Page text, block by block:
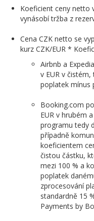
Koeficient ceny netto
vynásobí tržba z
Cena CZK netto se
kurz CZK/EUR *
Airbnb a
v EUR v
poplatek mínus
Booking.com
EUR v hrubém
programu tedy
případně
koeficientem
čistou částku,
mezi 100 % a
poplatek
zprocesování
standardně 15
Payments by